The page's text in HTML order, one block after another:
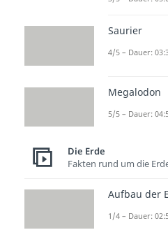
Arktis
Die Arktis und
beiden
Nordpol
das von
Saurier
4/5 – Dauer:
Megalodon
5/5 – Dauer:
Die Erde
Fakten rund um die
Aufbau der
1/4 – Dauer: